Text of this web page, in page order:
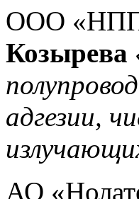
ООО «НПП
Козырева
адгезии,
АО